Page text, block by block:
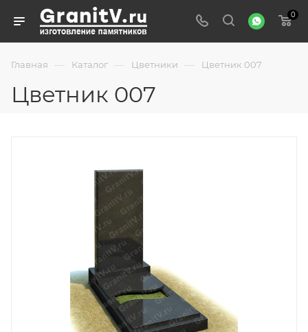
0
Главная — Каталог — Цветники — Цветник 007
Цветник 007